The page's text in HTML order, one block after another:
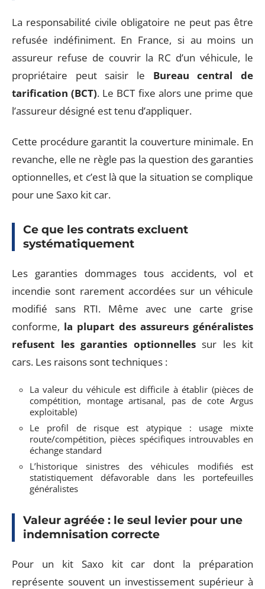
La responsabilité civile obligatoire ne peut pas être
refusée indéfiniment. En France, si au moins un
assureur refuse de couvrir la RC d’un véhicule, le
propriétaire peut saisir le Bureau central de
tarification (BCT). Le BCT fixe alors une prime que
l’assureur désigné est tenu d’appliquer.
Cette procédure garantit la couverture minimale. En
revanche, elle ne règle pas la question des garanties
optionnelles, et c’est là que la situation se complique
pour une Saxo kit car.
Ce que les contrats excluent
systématiquement
Les garanties dommages tous accidents, vol et
incendie sont rarement accordées sur un véhicule
modifié sans RTI. Même avec une carte grise
conforme, la plupart des assureurs généralistes
refusent les garanties optionnellessur les kit
cars. Les raisons sont techniques :
La valeur du véhicule est difficile à établir (pièces de
compétition, montage artisanal, pas de cote Argus
exploitable)
Le profil de risque est atypique : usage mixte
route/compétition, pièces spécifiques introuvables en
échange standard
L’historique sinistres des véhicules modifiés est
statistiquement défavorable dans les portefeuilles
généralistes
Valeur agréée : le seul levier pour une
indemnisation correcte
Pour un kit Saxo kit car dont la préparation
représente souvent un investissement supérieur à